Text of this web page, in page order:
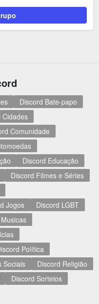
Discord Bate-papo
Cidades
Comunidade
Discord Educação
Discord Filmes e Séries
Jogos
Discord LGBT
Política
Sociais
Discord Religião
Discord Sorteios